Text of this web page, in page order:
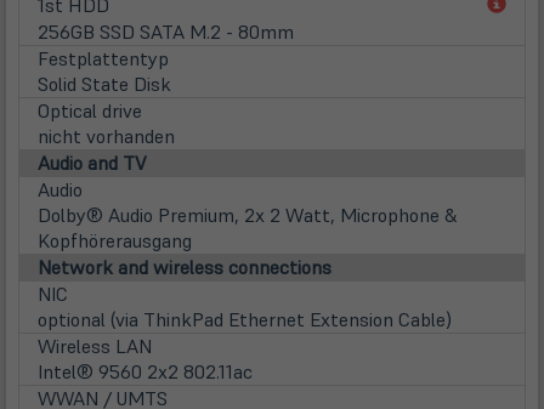
1st HDD
256GB SSD SATA M.2 - 80mm
Festplattentyp
Solid State Disk
Optical drive
nicht vorhanden
Audio and TV
Audio
Dolby® Audio Premium, 2x 2 Watt, Microphone &
Kopfhörerausgang
Network and wireless connections
NIC
optional (via ThinkPad Ethernet Extension Cable)
Wireless LAN
Intel® 9560 2x2 802.11ac
WWAN / UMTS